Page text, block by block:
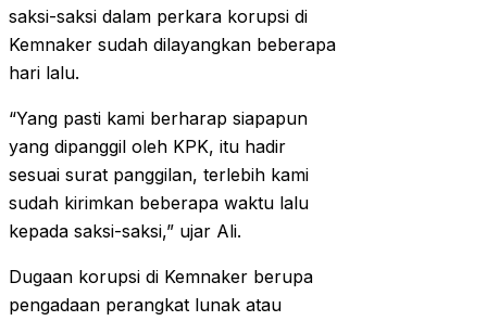
saksi-saksi dalam perkara korupsi di
Kemnaker sudah dilayangkan beberapa
hari lalu.
“Yang pasti kami berharap siapapun
yang dipanggil oleh KPK, itu hadir
sesuai surat panggilan, terlebih kami
sudah kirimkan beberapa waktu lalu
kepada saksi-saksi,” ujar Ali.
Dugaan korupsi di Kemnaker berupa
pengadaan perangkat lunak atau